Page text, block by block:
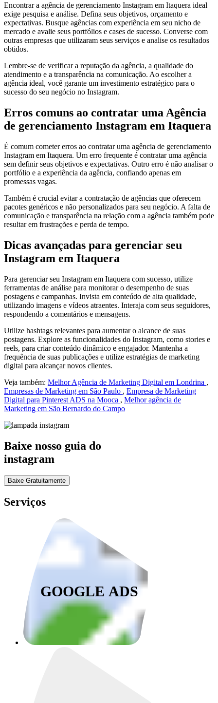
Encontrar a agência de gerenciamento Instagram em Itaquera ideal
exige pesquisa e análise. Defina seus objetivos, orçamento e
expectativas. Busque agências com experiência em seu nicho de
mercado e avalie seus portfólios e cases de sucesso. Converse com
outras empresas que utilizaram seus serviços e analise os resultados
obtidos.
Lembre-se de verificar a reputação da agência, a qualidade do
atendimento e a transparência na comunicação. Ao escolher a
agência ideal, você garante um investimento estratégico para o
sucesso do seu negócio no Instagram.
Erros comuns ao contratar uma Agência
de gerenciamento Instagram em Itaquera
É comum cometer erros ao contratar uma agência de gerenciamento
Instagram em Itaquera. Um erro frequente é contratar uma agência
sem definir seus objetivos e expectativas. Outro erro é não analisar o
portfólio e a experiência da agência, confiando apenas em
promessas vagas.
Também é crucial evitar a contratação de agências que oferecem
pacotes genéricos e não personalizados para seu negócio. A falta de
comunicação e transparência na relação com a agência também pode
resultar em frustrações e perda de tempo.
Dicas avançadas para gerenciar seu
Instagram em Itaquera
Para gerenciar seu Instagram em Itaquera com sucesso, utilize
ferramentas de análise para monitorar o desempenho de suas
postagens e campanhas. Invista em conteúdo de alta qualidade,
utilizando imagens e vídeos atraentes. Interaja com seus seguidores,
respondendo a comentários e mensagens.
Utilize hashtags relevantes para aumentar o alcance de suas
postagens. Explore as funcionalidades do Instagram, como stories e
reels, para criar conteúdo dinâmico e engajador. Mantenha a
frequência de suas publicações e utilize estratégias de marketing
digital para alcançar novos clientes.
Veja também: Melhor Agência de Marketing Digital em Londrina ,
Empresas de Marketing em São Paulo , Empresa de Marketing
Digital para Pinterest ADS na Mooca , Melhor agência de
Marketing em São Bernardo do Campo
Baixe nosso guia do
instagram
Baixe Gratuitamente
Serviços
GOOGLE ADS